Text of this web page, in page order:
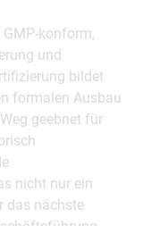
konform,
und
bildet
formalen Ausbau
geebnet für
nicht nur ein
das nächste